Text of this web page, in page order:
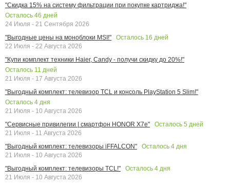
"Скидка 15% на систему фильтрации при покупке картриджа!"
Осталось 46 дней
24 Июля - 21 Сентября 2026
"Выгодные цены на моноблоки MSI!"
Осталось 16 дней
22 Июля - 22 Августа 2026
"Купи комплект техники Haier, Candy - получи скидку до 20%!"
Осталось 11 дней
21 Июля - 17 Августа 2026
"Выгодный комплект: телевизор TCL и консоль PlayStation 5 Slim!"
Осталось 4 дня
21 Июля - 10 Августа 2026
"Сервисные привилегии | смартфон HONOR X7e"
Осталось 5 дней
21 Июля - 11 Августа 2026
"Выгодный комплект: телевизоры iFFALCON"
Осталось 4 дня
21 Июля - 10 Августа 2026
"Выгодный комплект: телевизоры TCL!"
Осталось 4 дня
21 Июля - 10 Августа 2026